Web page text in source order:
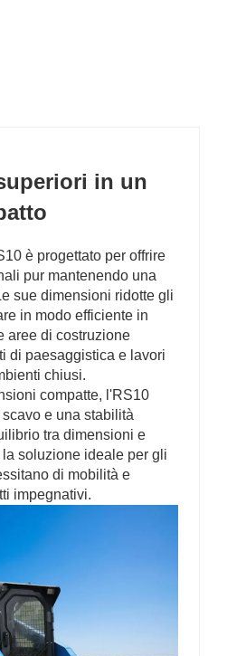
in un
è progettato per offrire
pur mantenendo una
sue dimensioni ridotte gli
in modo efficiente in
aree di costruzione
di paesaggistica e lavori
chiusi.
compatte, l'RS10
e una stabilità
tra dimensioni e
soluzione ideale per gli
di mobilità e
impegnativi.